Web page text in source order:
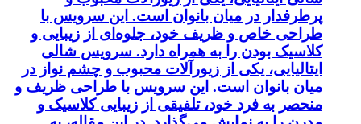
پرطرفدار در میان بانوان است. این سرویس با
طراحی خاص و ظریف خود، جلوه‌ای از زیبایی و
کلاسیک بودن را به همراه دارد. سرویس شالی
ایتالیایی، یکی از زیورآلات محبوب و چشم نواز در
میان بانوان است. این سرویس با طراحی ظریف و
منحصر به فرد خود، تلفیقی از زیبایی کلاسیک و